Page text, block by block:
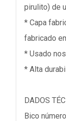
pirulito) de
* Capa
fabricado
* Usado
* Alta
DADOS
Bico